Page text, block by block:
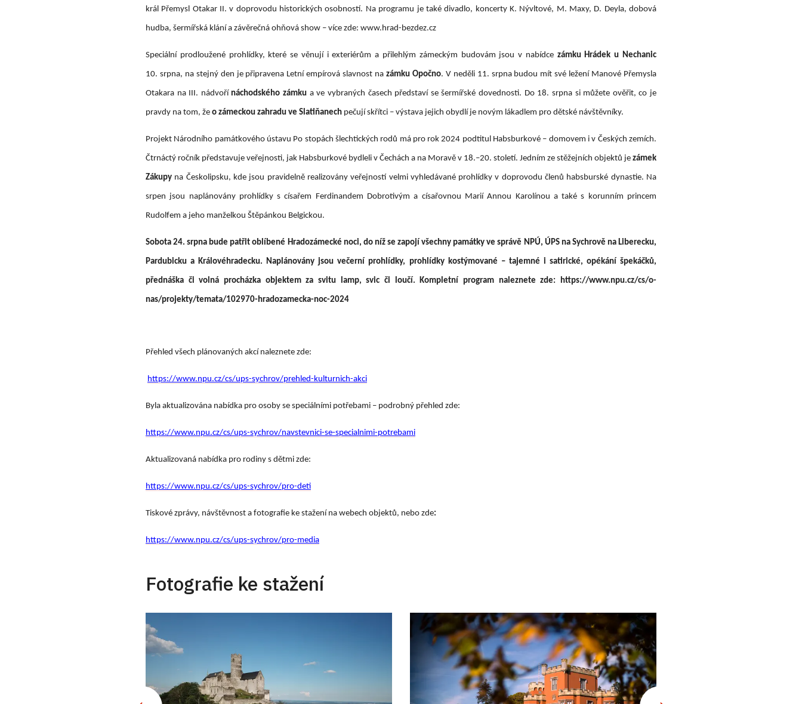
král Přemysl Otakar II. v doprovodu historických osobností. Na programu je také divadlo, koncerty K. Nývltové, M. Maxy, D. Deyla, dobová
hudba, šermířská klání a závěrečná ohňová show – více zde: www.hrad-bezdez.cz
Speciální prodloužené prohlídky, které se věnují i exteriérům a přilehlým zámeckým budovám jsou v nabídce zámku Hrádek u Nechanic
10. srpna, na stejný den je připravena Letní empírová slavnost na zámku Opočno. V neděli 11. srpna budou mít své ležení Manové Přemysla
Otakara na III. nádvoří náchodského zámku a ve vybraných časech představí se šermířské dovednosti. Do 18. srpna si můžete ověřit, co je
pravdy na tom, že o zámeckou zahradu ve Slatiňanech pečují skřítci – výstava jejich obydlí je novým lákadlem pro dětské návštěvníky.
Projekt Národního památkového ústavu Po stopách šlechtických rodů má pro rok 2024 podtitul Habsburkové – domovem i v Českých zemích.
Čtrnáctý ročník představuje veřejnosti, jak Habsburkové bydleli v Čechách a na Moravě v 18.–20. století. Jedním ze stěžejních objektů je zámek
Zákupy na Českolipsku, kde jsou pravidelně realizovány veřejností velmi vyhledávané prohlídky v doprovodu členů habsburské dynastie. Na
srpen jsou naplánovány prohlídky s císařem Ferdinandem Dobrotivým a císařovnou Marií Annou Karolínou a také s korunním princem
Rudolfem a jeho manželkou Štěpánkou Belgickou.
Sobota 24. srpna bude patřit oblíbené Hradozámecké noci, do níž se zapojí všechny památky ve správě NPÚ, ÚPS na Sychrově na Liberecku,
Pardubicku a Královéhradecku. Naplánovány jsou večerní prohlídky, prohlídky kostýmované – tajemné i satirické, opékání špekáčků,
přednáška či volná procházka objektem za svitu lamp, svic či loučí. Kompletní program naleznete zde: https://www.npu.cz/cs/o-
nas/projekty/temata/102970-hradozamecka-noc-2024
Přehled všech plánovaných akcí naleznete zde:
https://www.npu.cz/cs/ups-sychrov/prehled-kulturnich-akci
Byla aktualizována nabídka pro osoby se speciálními potřebami – podrobný přehled zde:
https://www.npu.cz/cs/ups-sychrov/navstevnici-se-specialnimi-potrebami
Aktualizovaná nabídka pro rodiny s dětmi zde:
https://www.npu.cz/cs/ups-sychrov/pro-deti
Tiskové zprávy, návštěvnost a fotografie ke stažení na webech objektů, nebo zde:
https://www.npu.cz/cs/ups-sychrov/pro-media
Fotografie ke stažení